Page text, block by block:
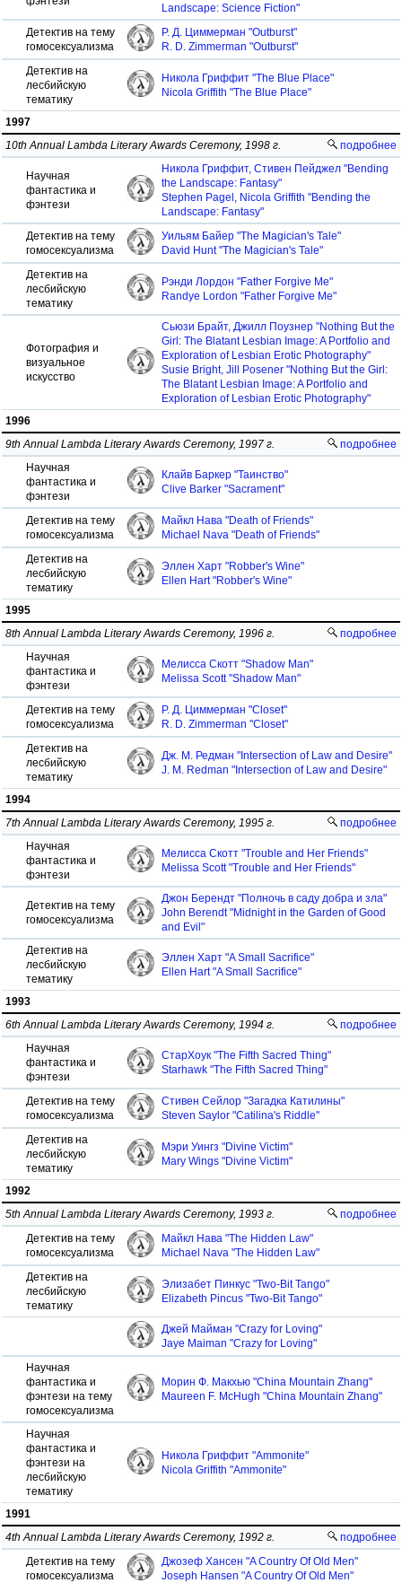
Landscape: Science Fiction"
Детектив на тему
гомосексуализма
Р. Д. Циммерман "Outburst"
R. D. Zimmerman "Outburst"
Детектив на
лесбийскую
тематику
Никола Гриффит "The Blue Place"
Nicola Griffith "The Blue Place"
1997
подробнее
10th Annual Lambda Literary Awards Ceremony, 1998 г.
Научная
фантастика и
фэнтези
Никола Гриффит, Стивен Пейджел "Bending
the Landscape: Fantasy"
Stephen Pagel, Nicola Griffith "Bending the
Landscape: Fantasy"
Детектив на тему
гомосексуализма
Уильям Байер "The Magician's Tale"
David Hunt "The Magician's Tale"
Детектив на
лесбийскую
тематику
Рэнди Лордон "Father Forgive Me"
Randye Lordon "Father Forgive Me"
Фотография и
визуальное
искусство
Сьюзи Брайт, Джилл Поузнер "Nothing But the
Girl: The Blatant Lesbian Image: A Portfolio and
Exploration of Lesbian Erotic Photography"
Susie Bright, Jill Posener "Nothing But the Girl:
The Blatant Lesbian Image: A Portfolio and
Exploration of Lesbian Erotic Photography"
1996
подробнее
9th Annual Lambda Literary Awards Ceremony, 1997 г.
Научная
фантастика и
фэнтези
Клайв Баркер "Таинство"
Clive Barker "Sacrament"
Детектив на тему
гомосексуализма
Майкл Нава "Death of Friends"
Michael Nava "Death of Friends"
Детектив на
лесбийскую
тематику
Эллен Харт "Robber's Wine"
Ellen Hart "Robber's Wine"
1995
подробнее
8th Annual Lambda Literary Awards Ceremony, 1996 г.
Научная
фантастика и
фэнтези
Мелисса Скотт "Shadow Man"
Melissa Scott "Shadow Man"
Детектив на тему
гомосексуализма
Р. Д. Циммерман "Closet"
R. D. Zimmerman "Closet"
Детектив на
лесбийскую
тематику
Дж. М. Редман "Intersection of Law and Desire"
J. M. Redman "Intersection of Law and Desire"
1994
подробнее
7th Annual Lambda Literary Awards Ceremony, 1995 г.
Научная
фантастика и
фэнтези
Мелисса Скотт "Trouble and Her Friends"
Melissa Scott "Trouble and Her Friends"
Детектив на тему
гомосексуализма
Джон Берендт "Полночь в саду добра и зла"
John Berendt "Midnight in the Garden of Good
and Evil"
Детектив на
лесбийскую
тематику
Эллен Харт "A Small Sacrifice"
Ellen Hart "A Small Sacrifice"
1993
подробнее
6th Annual Lambda Literary Awards Ceremony, 1994 г.
Научная
фантастика и
фэнтези
СтарХоук "The Fifth Sacred Thing"
Starhawk "The Fifth Sacred Thing"
Детектив на тему
гомосексуализма
Стивен Сейлор "Загадка Катилины"
Steven Saylor "Catilina's Riddle"
Детектив на
лесбийскую
тематику
Мэри Уингз "Divine Victim"
Mary Wings "Divine Victim"
1992
подробнее
5th Annual Lambda Literary Awards Ceremony, 1993 г.
Детектив на тему
гомосексуализма
Майкл Нава "The Hidden Law"
Michael Nava "The Hidden Law"
Детектив на
лесбийскую
тематику
Элизабет Пинкус "Two-Bit Tango"
Elizabeth Pincus "Two-Bit Tango"
Джей Майман "Crazy for Loving"
Jaye Maiman "Crazy for Loving"
Научная
фантастика и
фэнтези на тему
гомосексуализма
Морин Ф. Макхью "China Mountain Zhang"
Maureen F. McHugh "China Mountain Zhang"
Научная
фантастика и
фэнтези на
лесбийскую
тематику
Никола Гриффит "Ammonite"
Nicola Griffith "Ammonite"
1991
подробнее
4th Annual Lambda Literary Awards Ceremony, 1992 г.
Детектив на тему
гомосексуализма
Джозеф Хансен "A Country Of Old Men"
Joseph Hansen "A Country Of Old Men"